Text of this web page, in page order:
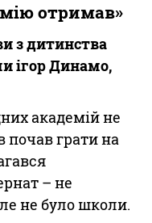
отримав»
з дитинства
ігор Динамо,
академій не
почав грати на
– не
не було школи.